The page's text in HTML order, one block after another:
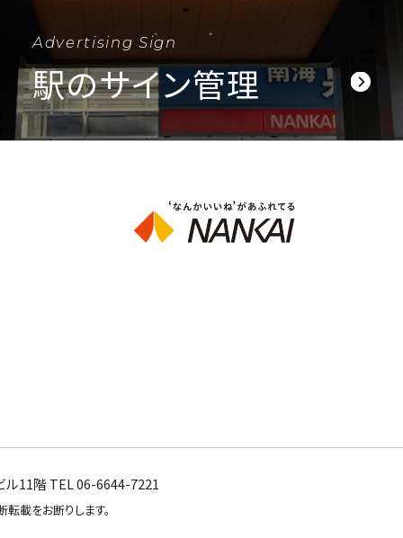
Advertising Sign
駅のサイン管理
11階 TEL 06-6644-7221
載をお断りします。